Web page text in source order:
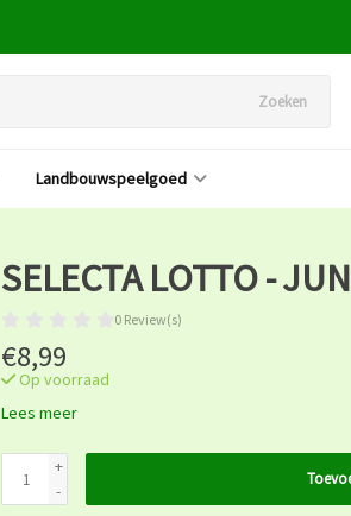
Zoeken
Landbouwspeelgoed
SELECTA LOTTO -
0 Review(s)
€8,99
Op voorraad
Lees meer
+
-